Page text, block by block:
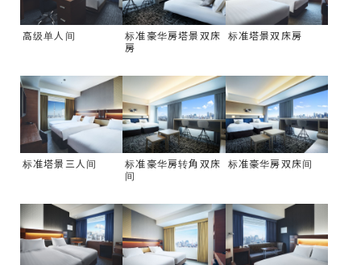
高级单人间
标准豪华房塔景双床
房
标准塔景双床房
标准塔景三人间
标准豪华房转角双床
间
标准豪华房双床间